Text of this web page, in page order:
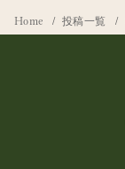
Home 投稿一覧